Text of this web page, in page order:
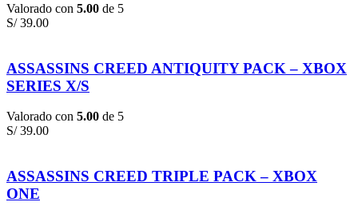
Valorado con 5.00 de 5
S/39.00
ASSASSINS CREED ANTIQUITY PACK – XBOX
SERIES X/S
Valorado con 5.00 de 5
S/39.00
ASSASSINS CREED TRIPLE PACK – XBOX
ONE